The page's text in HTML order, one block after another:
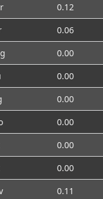
0.12
0.06
0.00
0.00
0.00
0.00
0.00
0.00
0.11